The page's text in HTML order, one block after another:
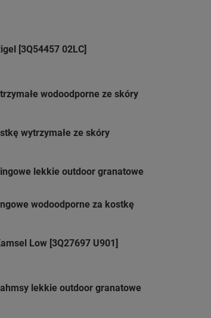
[3Q54457 02LC]
wodoodporne ze skóry
wytrzymałe ze skóry
lekkie outdoor granatowe
wodoodporne za kostkę
Low [3Q27697 U901]
lekkie outdoor granatowe